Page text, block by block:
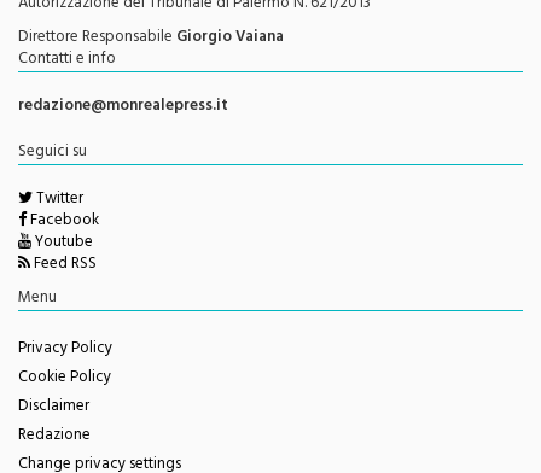
Autorizzazione del Tribunale di Palermo N. 621/2013
Direttore ResponsabileGiorgio Vaiana
Contatti e info
redazione@monrealepress.it
Seguici su
Twitter
Facebook
Youtube
Feed RSS
Privacy Policy
Cookie Policy
Disclaimer